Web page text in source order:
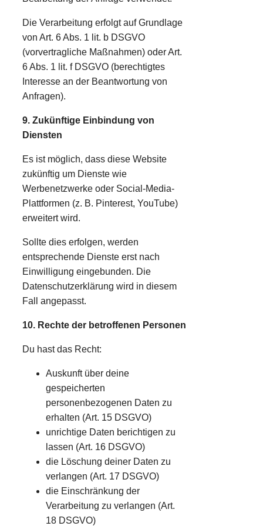
Die Verarbeitung erfolgt auf Grundlage
von Art. 6 Abs. 1 lit. b DSGVO
(vorvertragliche Maßnahmen) oder Art.
6 Abs. 1 lit. f DSGVO (berechtigtes
Interesse an der Beantwortung von
Anfragen).
9. Zukünftige Einbindung von
Diensten
Es ist möglich, dass diese Website
zukünftig um Dienste wie
Werbenetzwerke oder Social-Media-
Plattformen (z. B. Pinterest, YouTube)
erweitert wird.
Sollte dies erfolgen, werden
entsprechende Dienste erst nach
Einwilligung eingebunden. Die
Datenschutzerklärung wird in diesem
Fall angepasst.
10. Rechte der betroffenen Personen
Du hast das Recht:
Auskunft über deine
gespeicherten
personenbezogenen Daten zu
erhalten (Art. 15 DSGVO)
unrichtige Daten berichtigen zu
lassen (Art. 16 DSGVO)
die Löschung deiner Daten zu
verlangen (Art. 17 DSGVO)
die Einschränkung der
Verarbeitung zu verlangen (Art.
18 DSGVO)